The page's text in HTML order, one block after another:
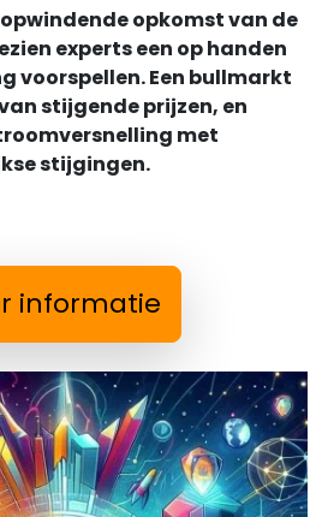
opkomst van de
experts een op handen
voorspellen. Een bullmarkt
stijgende prijzen, en
met
stijgingen.
informatie